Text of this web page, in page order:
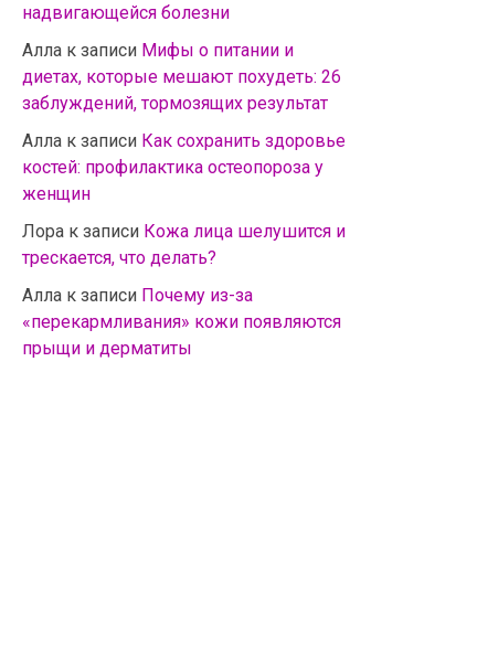
надвигающейся болезни
Алла к записи Мифы о питании и
диетах, которые мешают похудеть: 26
заблуждений, тормозящих результат
Алла к записи Как сохранить здоровье
костей: профилактика остеопороза у
женщин
Лора к записи Кожа лица шелушится и
трескается, что делать?
Алла к записи Почему из-за
«перекармливания» кожи появляются
прыщи и дерматиты